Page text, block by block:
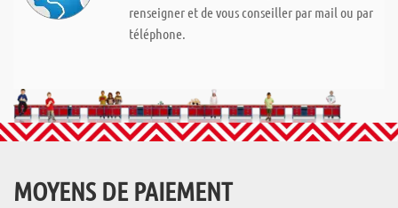
renseigner et de vous conseiller par mail ou par
téléphone.
MOYENS DE PAIEMENT